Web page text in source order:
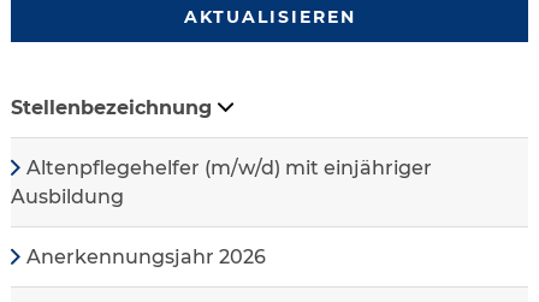
AKTUALISIEREN
Stellenbezeichnung
Altenpflegehelfer (m/w/d) mit einjähriger
Ausbildung
Anerkennungsjahr 2026